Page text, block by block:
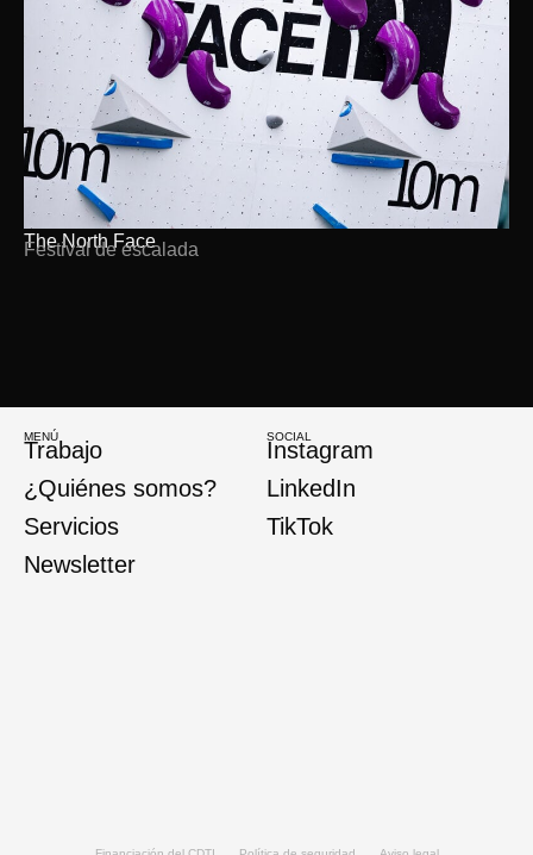
The North Face
Festival de escalada
MENÚ
Trabajo
¿Quiénes somos?
Servicios
Newsletter
SOCIAL
Instagram
LinkedIn
TikTok